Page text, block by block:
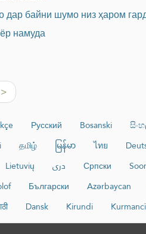
байни шумо низ ҳаром
намуда
Русский Bosanski
தமிழ் မြန်မာ ไทย
Lietuvių دری Српски
Български Azərbaycan
Dansk Kirundi Kurmancî